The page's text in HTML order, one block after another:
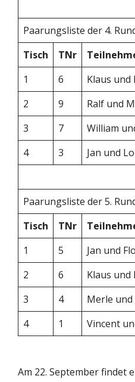
Paarungsliste der 4.
Tisch
TNr
1
6 Klaus und
2
9 Ralf und
3
7 William
4
3 Jan und
Paarungsliste der 5.
Tisch
TNr
1
5 Jan und
2
6 Klaus und
3
4 Merle und
4
1 Vincent
Am 22. September findet